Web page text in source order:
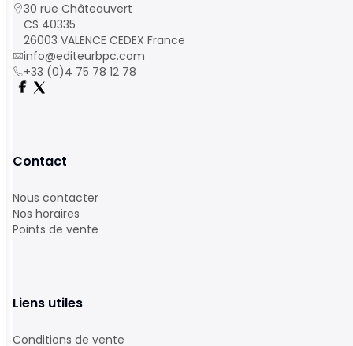
30 rue Châteauvert
CS 40335
26003 VALENCE CEDEX France
info@editeurbpc.com
+33 (0)4 75 78 12 78
Contact
Nous contacter
Nos horaires
Points de vente
Liens utiles
Conditions de vente